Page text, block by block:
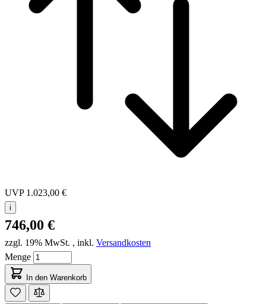
UVP 1.023,00 €
i
746,00 €
zzgl. 19% MwSt. , inkl. Versandkosten
Menge
In den Warenkorb